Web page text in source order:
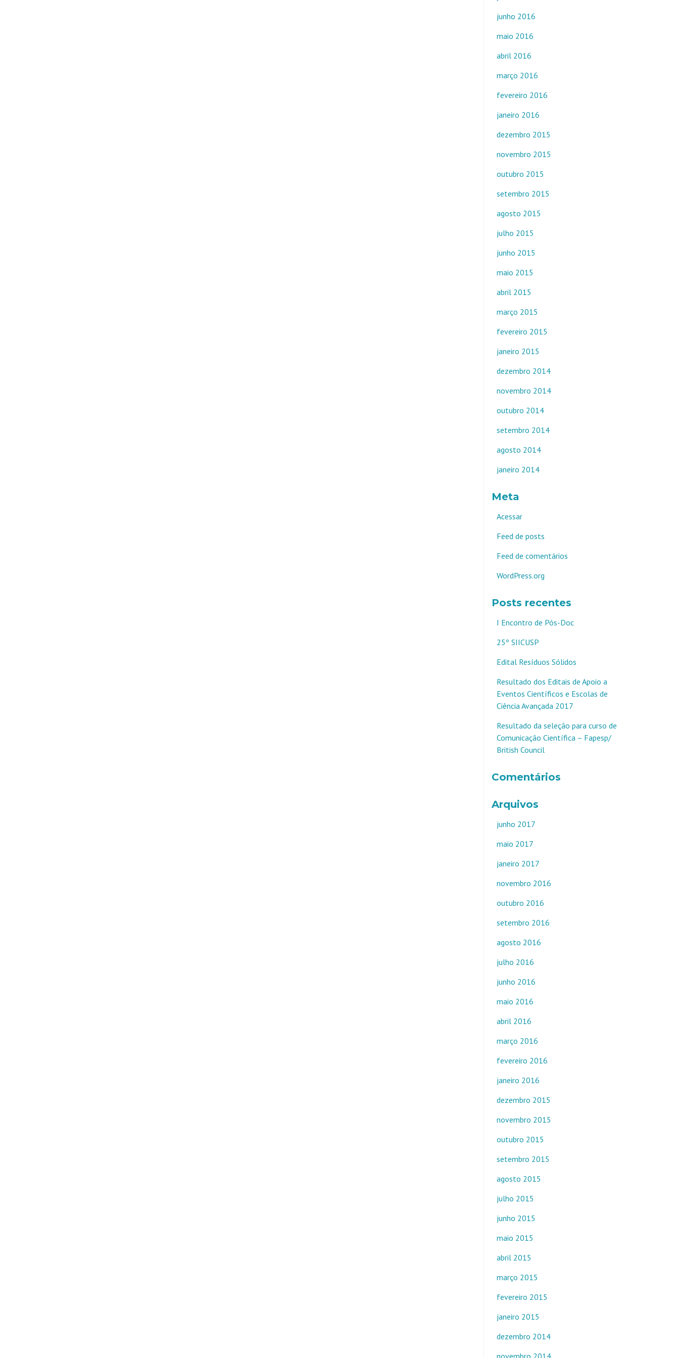
junho 2016
maio 2016
abril 2016
março 2016
fevereiro 2016
janeiro 2016
dezembro 2015
novembro 2015
outubro 2015
setembro 2015
agosto 2015
julho 2015
junho 2015
maio 2015
abril 2015
março 2015
fevereiro 2015
janeiro 2015
dezembro 2014
novembro 2014
outubro 2014
setembro 2014
agosto 2014
janeiro 2014
Meta
Acessar
Feed de posts
Feed de comentários
WordPress.org
Posts recentes
I Encontro de Pós-Doc
25º SIICUSP
Edital Resíduos Sólidos
Resultado dos Editais de Apoio a
Eventos Científicos e Escolas de
Ciência Avançada 2017
Resultado da seleção para curso de
Comunicação Científica – Fapesp/
British Council
Comentários
Arquivos
junho 2017
maio 2017
janeiro 2017
novembro 2016
outubro 2016
setembro 2016
agosto 2016
julho 2016
junho 2016
maio 2016
abril 2016
março 2016
fevereiro 2016
janeiro 2016
dezembro 2015
novembro 2015
outubro 2015
setembro 2015
agosto 2015
julho 2015
junho 2015
maio 2015
abril 2015
março 2015
fevereiro 2015
janeiro 2015
dezembro 2014
novembro 2014